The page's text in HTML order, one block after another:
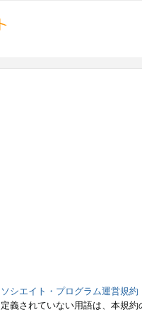
シエイト・プログラム運営規約
されていない用語は、本規約